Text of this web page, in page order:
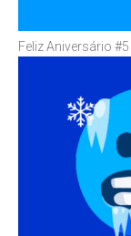
Feliz Aniversário #5